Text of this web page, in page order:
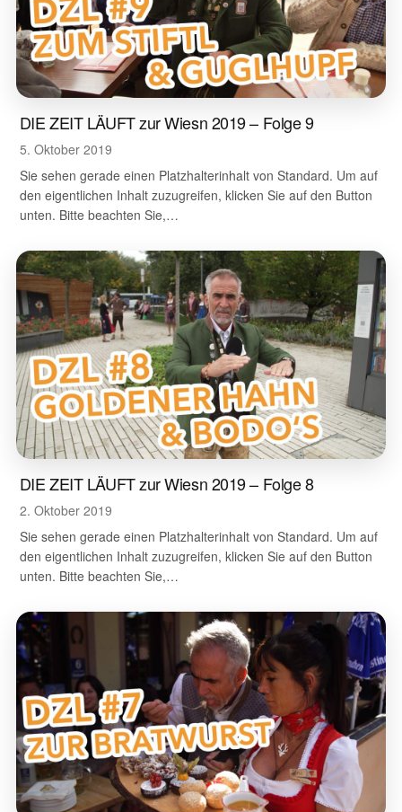
DIE ZEIT LÄUFT zur Wiesn 2019 – Folge 9
5. Oktober 2019
Sie sehen gerade einen Platzhalterinhalt von Standard. Um auf
den eigentlichen Inhalt zuzugreifen, klicken Sie auf den Button
unten. Bitte beachten Sie,…
DIE ZEIT LÄUFT zur Wiesn 2019 – Folge 8
2. Oktober 2019
Sie sehen gerade einen Platzhalterinhalt von Standard. Um auf
den eigentlichen Inhalt zuzugreifen, klicken Sie auf den Button
unten. Bitte beachten Sie,…